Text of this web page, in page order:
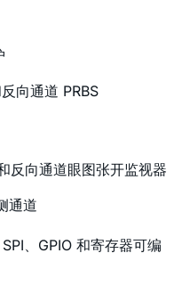
向通道 PRBS
反向通道眼图张开监视器
通道
、GPIO 和寄存器可编